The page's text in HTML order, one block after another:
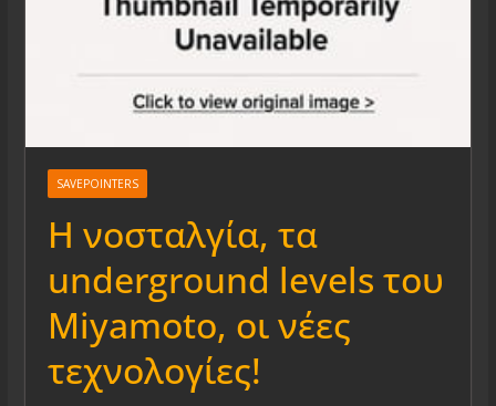
SAVEPOINTERS
Η νοσταλγία, τα
underground levels του
Miyamoto, οι νέες
τεχνολογίες!